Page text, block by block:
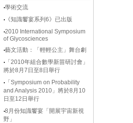
‧學術交流
‧ 《知識饗宴系列6》已出版
‧2010 International Symposium
of Glycosciences
‧藝文活動：「輕輕公主」舞台劇
‧ 「2010年組合數學新苗研討會」
將於8月7日至8日舉行
‧ 「Symposium on Probability
and Analysis 2010」將於8月10
日至12日舉行
‧8月份知識饗宴「開展宇宙新視
野」